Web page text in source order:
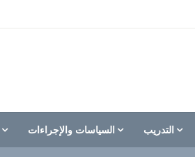
في العالم العربي
التدريب السياسات والإجراءات